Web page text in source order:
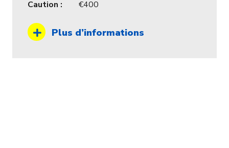
Caution : 400
Plus d’informations